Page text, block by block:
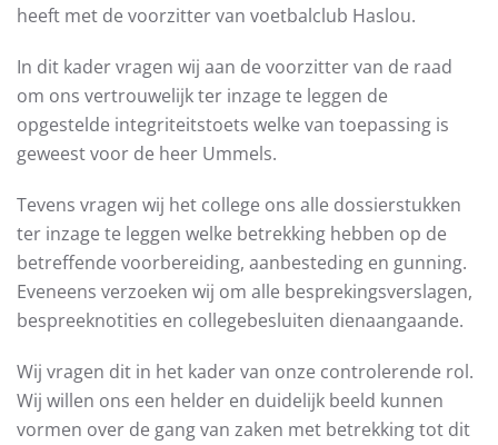
heeft met de voorzitter van voetbalclub Haslou.
In dit kader vragen wij aan de voorzitter van de raad
om ons vertrouwelijk ter inzage te leggen de
opgestelde integriteitstoets welke van toepassing is
geweest voor de heer Ummels.
Tevens vragen wij het college ons alle dossierstukken
ter inzage te leggen welke betrekking hebben op de
betreffende voorbereiding, aanbesteding en gunning.
Eveneens verzoeken wij om alle besprekingsverslagen,
bespreeknotities en collegebesluiten dienaangaande.
Wij vragen dit in het kader van onze controlerende rol.
Wij willen ons een helder en duidelijk beeld kunnen
vormen over de gang van zaken met betrekking tot dit